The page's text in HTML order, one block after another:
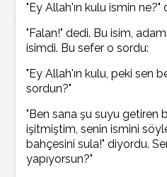
"Ey Allah'ın kulu ismin ne?"
"Falan!" dedi. Bu isim,
isimdi. Bu sefer o sordu:
"Ey Allah'ın kulu, peki sen
sordun?"
"Ben sana şu suyu getiren
işitmiştim, senin ismini
bahçesini sula!" diyordu.
yapıyorsun?"